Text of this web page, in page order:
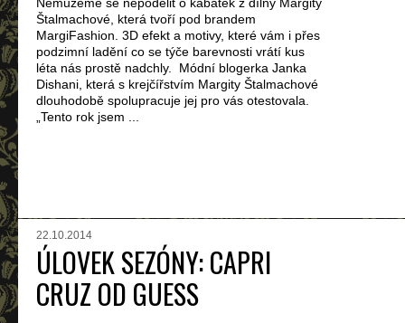
Štalmachové, která tvoří pod brandem
MargiFashion. 3D efekt a motivy, které vám i přes
podzimní ladění co se týče barevnosti vrátí kus
léta nás prostě nadchly. Módní blogerka Janka
Dishani, která s krejčířstvím Margity Štalmachové
dlouhodobě spolupracuje jej pro vás otestovala.
„Tento rok jsem ...
22.10.2014
ÚLOVEK SEZÓNY: CAPRI
CRUZ OD GUESS